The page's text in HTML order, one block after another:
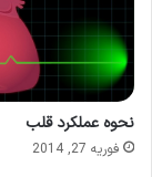
نحوه عملکرد قلب
فوریه 27, 2014